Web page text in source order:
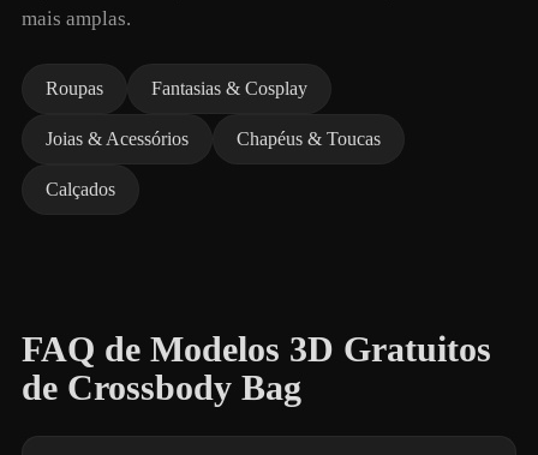
mais amplas.
Roupas Fantasias & Cosplay
Joias & Acessórios Chapéus & Toucas
Calçados
FAQ de Modelos 3D Gratuitos
de Crossbody Bag